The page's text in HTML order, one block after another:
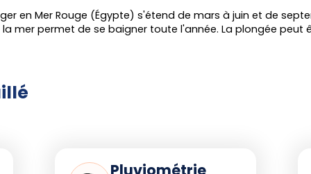
La plage demeure
mais une combinaison est
scolaires. Anticipez vos
en Mer Rouge (Égypte) s'étend de mars à juin et de
mer permet de se baigner toute l'année. La plongée peut